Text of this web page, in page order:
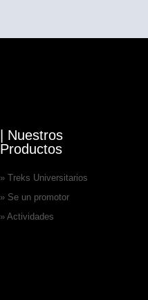
| Nuestros
Productos
» Treks Universitarios
» Se un promotor
» Actividades